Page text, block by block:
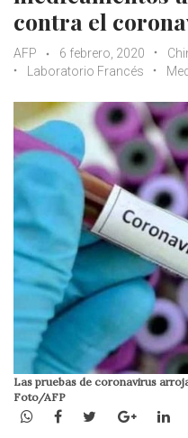
contra el
AFP 6 febrero, 2020
Laboratorio Francés
Las pruebas de coronavirus
Foto/AFP
WhatsApp
Facebook
Twitter